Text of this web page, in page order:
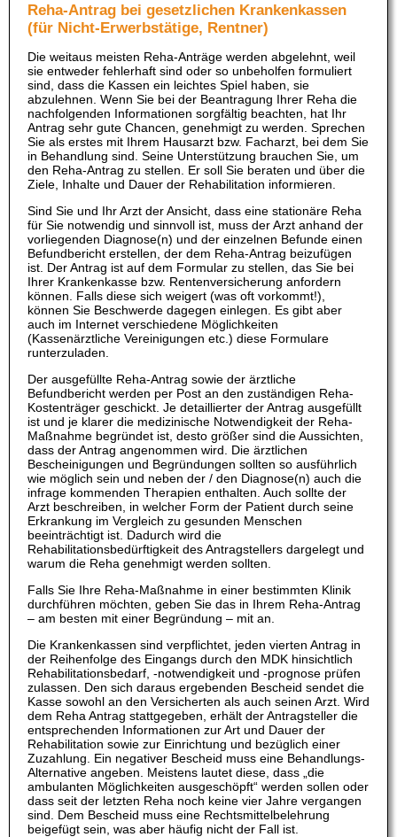
Reha-Antrag bei gesetzlichen Krankenkassen
(für Nicht-Erwerbstätige, Rentner)
Die weitaus meisten Reha-Anträge werden abgelehnt, weil
sie entweder fehlerhaft sind oder so unbeholfen formuliert
sind, dass die Kassen ein leichtes Spiel haben, sie
abzulehnen. Wenn Sie bei der Beantragung Ihrer Reha die
nachfolgenden Informationen sorgfältig beachten, hat Ihr
Antrag sehr gute Chancen, genehmigt zu werden. Sprechen
Sie als erstes mit Ihrem Hausarzt bzw. Facharzt, bei dem Sie
in Behandlung sind. Seine Unterstützung brauchen Sie, um
den Reha-Antrag zu stellen. Er soll Sie beraten und über die
Ziele, Inhalte und Dauer der Rehabilitation informieren.
Sind Sie und Ihr Arzt der Ansicht, dass eine stationäre Reha
für Sie notwendig und sinnvoll ist, muss der Arzt anhand der
vorliegenden Diagnose(n) und der einzelnen Befunde einen
Befundbericht erstellen, der dem Reha-Antrag beizufügen
ist. Der Antrag ist auf dem Formular zu stellen, das Sie bei
Ihrer Krankenkasse bzw. Rentenversicherung anfordern
können. Falls diese sich weigert (was oft vorkommt!),
können Sie Beschwerde dagegen einlegen. Es gibt aber
auch im Internet verschiedene Möglichkeiten
(Kassenärztliche Vereinigungen etc.) diese Formulare
runterzuladen.
Der ausgefüllte Reha-Antrag sowie der ärztliche
Befundbericht werden per Post an den zuständigen Reha-
Kostenträger geschickt. Je detaillierter der Antrag ausgefüllt
ist und je klarer die medizinische Notwendigkeit der Reha-
Maßnahme begründet ist, desto größer sind die Aussichten,
dass der Antrag angenommen wird. Die ärztlichen
Bescheinigungen und Begründungen sollten so ausführlich
wie möglich sein und neben der / den Diagnose(n) auch die
infrage kommenden Therapien enthalten. Auch sollte der
Arzt beschreiben, in welcher Form der Patient durch seine
Erkrankung im Vergleich zu gesunden Menschen
beeinträchtigt ist. Dadurch wird die
Rehabilitationsbedürftigkeit des Antragstellers dargelegt und
warum die Reha genehmigt werden sollten.
Falls Sie Ihre Reha-Maßnahme in einer bestimmten Klinik
durchführen möchten, geben Sie das in Ihrem Reha-Antrag
– am besten mit einer Begründung – mit an.
Die Krankenkassen sind verpflichtet, jeden vierten Antrag in
der Reihenfolge des Eingangs durch den MDK hinsichtlich
Rehabilitationsbedarf, -notwendigkeit und -prognose prüfen
zulassen. Den sich daraus ergebenden Bescheid sendet die
Kasse sowohl an den Versicherten als auch seinen Arzt. Wird
dem Reha Antrag stattgegeben, erhält der Antragsteller die
entsprechenden Informationen zur Art und Dauer der
Rehabilitation sowie zur Einrichtung und bezüglich einer
Zuzahlung. Ein negativer Bescheid muss eine Behandlungs-
Alternative angeben. Meistens lautet diese, dass „die
ambulanten Möglichkeiten ausgeschöpft“ werden sollen oder
dass seit der letzten Reha noch keine vier Jahre vergangen
sind. Dem Bescheid muss eine Rechtsmittelbelehrung
beigefügt sein, was aber häufig nicht der Fall ist.